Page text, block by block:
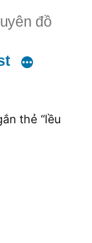
đồ
thẻ “lều